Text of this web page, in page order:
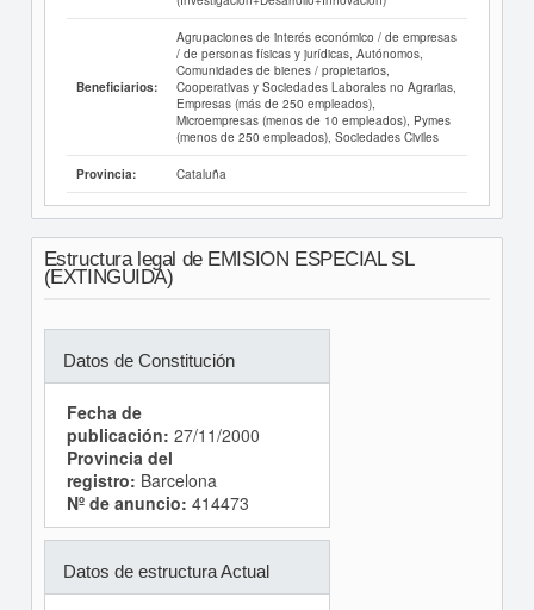
Beneficiarios:
Agrupaciones de interés económico / de empresas
/ de personas físicas y jurídicas, Autónomos,
Comunidades de bienes / propietarios,
Cooperativas y Sociedades Laborales no Agrarias,
Empresas (más de 250 empleados),
Microempresas (menos de 10 empleados), Pymes
(menos de 250 empleados), Sociedades Civiles
Provincia: Cataluña
Estructura legal de EMISION ESPECIAL SL
(EXTINGUIDA)
Datos de Constitución
Fecha de
publicación: 27/11/2000
Provincia del
registro: Barcelona
Nº de anuncio: 414473
Datos de estructura Actual